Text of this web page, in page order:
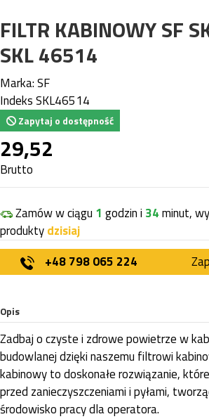
FILTR KABINOWY SF
SKL 46514
Marka:SF
IndeksSKL46514
Zapytaj o dostępność
29,52
Brutto
Zamów w ciągu 1 godzin i 34minut,
produktydzisiaj
+48 798 065 224
Opis
Zadbaj o czyste i zdrowe powietrze w
budowlanej dzięki naszemu filtrowi
kabinowy to doskonałe rozwiązanie,
przed zanieczyszczeniami i pyłami,
środowisko pracy dla operatora.